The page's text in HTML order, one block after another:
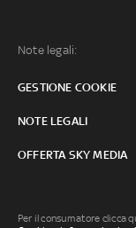
Note legali:
GESTIONE COOKIE
NOTE LEGALI
OFFERTA SKY MEDIA
Per il consumatore clicca